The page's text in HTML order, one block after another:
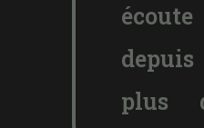
écoute
depuis
plus